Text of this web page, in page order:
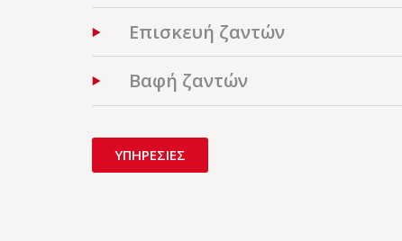
Επισκευή ζαντών
Βαφή ζαντών
ΥΠΗΡΕΣΙΕΣ